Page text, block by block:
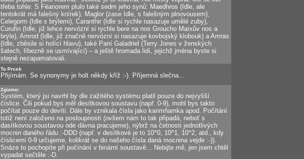
třeba tohle: S Fēanorem plulo také sedm jeho synů: Maedhros (Idle, ale
tentokrát má falešný knírek), Maglor (zase Idle, s falešným plnovousem),
Celegorm (Idle s brýlemi), Caranthir (Idle si rychle nasazuje umělé zuby),
Curufin (Idle, již lehce nervózní si rychle bere na nos Groucho Marxův nos a
brýle), Amrod (Idle, již značně nervózní si nasazuje kovbojský klobouk) a Amras
(Idle, zběsile si holící hlavu), také Paní Galadriel (Terry Jones v ženských
šatech, líbezně se usmívající) – a ještě hromada lidí, jejichž jména byste si
stejně nezapamatovali.
To Prcek
Přijímám. Se synonymy je holt někdy kříž :-). Příjemná slečna...
2gizmo:
Systém, který jsi navrhl by dle zažitého systému platil pouze do nejvyšší
číslice. Čili pokud bys měl desítkovou soustavu (např. 0-9), mohl bys takto
počítat pouze do devíti. Dále by vznikala čísla jako karimňamka apod. Počítání
totiž není založeno na posloupnosti (ovšem nám to tak připadá, neboť s
dasítkovou soustavou ode dávna pracujeme), nýbrž na četnosti jednotlivých
mocnin daného řádu :-DDD (např. v desítkové je to 10^0, 10^1, 10^2, atd., kdy
číslicemi 0-9 určujeme, kolikrát se do našeho čísla daná mocnina vejde :-)).
Snáze to pochopíte při počínání v binární soustavě... Nebijte mě, jen jsem chtěl
vypadat sečtěle :-D.